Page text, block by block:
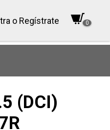
o Regístrate 0
(DCI)